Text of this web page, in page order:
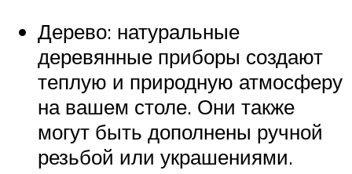
Дерево: натуральные
деревянные приборы создают
теплую и природную атмосферу
на вашем столе. Они также
могут быть дополнены ручной
резьбой или украшениями.